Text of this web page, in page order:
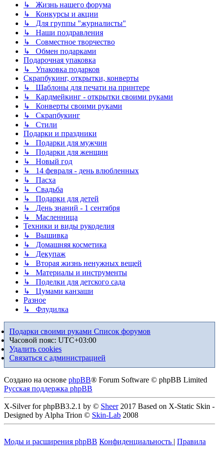
↳ Жизнь нашего форума
↳ Конкурсы и акции
↳ Для группы "журналисты"
↳ Наши поздравления
↳ Совместное творчество
↳ Обмен подарками
Подарочная упаковка
↳ Упаковка подарков
Скрапбукинг, открытки, конверты
↳ Шаблоны для печати на принтере
↳ Кардмейкинг - открытки своими руками
↳ Конверты своими руками
↳ Скрапбукинг
↳ Стили
Подарки и праздники
↳ Подарки для мужчин
↳ Подарки для женщин
↳ Новый год
↳ 14 февраля - день влюбленных
↳ Пасха
↳ Свадьба
↳ Подарки для детей
↳ День знаний - 1 сентября
↳ Масленница
Техники и виды рукоделия
↳ Вышивка
↳ Домашняя косметика
↳ Декупаж
↳ Вторая жизнь ненужных вещей
↳ Материалы и инструменты
↳ Поделки для детского сада
↳ Цумами канзаши
Разное
↳ Флудилка
Подарки своими руками Список форумов
Часовой пояс: UTC+03:00
Удалить cookies
Связаться с администрацией
Создано на основе phpBB® Forum Software © phpBB Limited
Русская поддержка phpBB
X-Silver for phpBB3.2.1 by © Sheer2017 Based on X-Static Skin -
Designed by Alpha Trion © Skin-Lab 2008
Моды и расширения phpBB Конфиденциальность | Правила